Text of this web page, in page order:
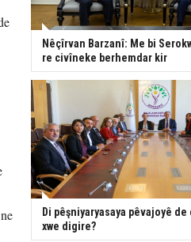
Nêçîrvan Barzanî: Me bi
re civîneke berhemdar kir
Di pêşniyaryasaya pêvajoyê
xwe digire?